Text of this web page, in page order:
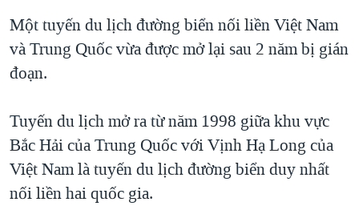
VĂN HOÁ
THỂ THAO
GIÁO DỤC
GROUND ZERO – XƯA VÀ NAY
THƯỢNG ĐỈNH TRUMP-KIM TẠI VIỆT NAM
TRỊNH VĨNH BÌNH VS. CHÍNH PHỦ VIỆT NAM
NGƯ DÂN VIỆT VÀ LÀN SÓNG TRỘM HẢI SÂM
Ngôn ngữ khác
Một tuyến du lịch đường biển nối liền Việt Nam
và Trung Quốc vừa được mở lại sau 2 năm bị gián
đoạn.
Tuyến du lịch mở ra từ năm 1998 giữa khu vực
Bắc Hải của Trung Quốc với Vịnh Hạ Long của
Việt Nam là tuyến du lịch đường biển duy nhất
nối liền hai quốc gia.